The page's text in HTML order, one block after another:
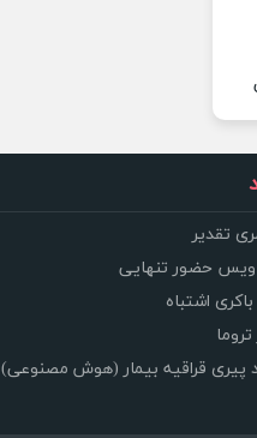
تقدیر
ویس حضور تنهایی
اشتباه
پیری قراقیه بیمار (هوش مصنوعی)